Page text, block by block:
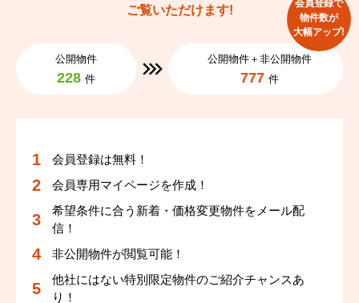
ご覧いただけます!
公開物件
228 件
公開物件＋非公開物件
777 件
会員登録で
物件数が
大幅アップ!
会員登録は無料！
会員専用マイページを作成！
希望条件に合う新着・価格変更物件をメール配
信！
非公開物件が閲覧可能！
他社にはない特別限定物件のご紹介チャンスあ
り！